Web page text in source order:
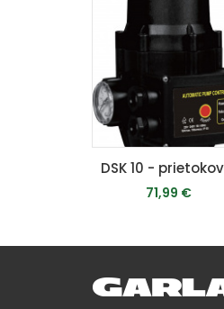
71,99 €
PRIDAŤ DO KOŠÍKA